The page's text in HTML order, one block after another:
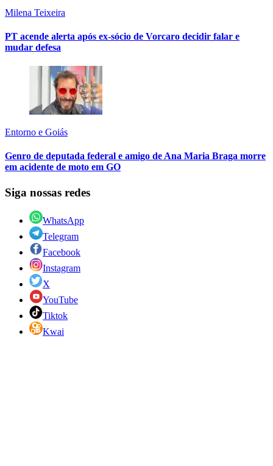
Milena Teixeira
PT acende alerta após ex-sócio de Vorcaro decidir falar e
mudar defesa
Entorno e Goiás
Genro de deputada federal e amigo de Ana Maria Braga morre
em acidente de moto em GO
Siga nossas redes
WhatsApp
Telegram
Facebook
Instagram
X
YouTube
Tiktok
Kwai